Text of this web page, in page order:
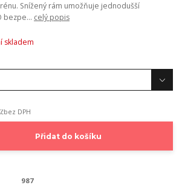
Snížený rám umožňuje jednodušší
bezpe... celý popis
skladem
bez DPH
Přidat do košíku
987